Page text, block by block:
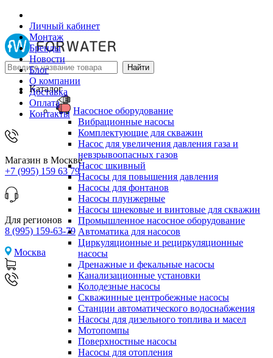
Личный кабинет
Монтаж
Бренды
Новости
Блог
О компании
Доставка
Оплата
Контакты
Магазин в Москве
+7 (995) 159 63 79
Для регионов
8 (995) 159-63-79
Москва
Каталог
Насосное оборудование
Вибрационные насосы
Комплектующие для скважин
Насос для увеличения давления газа и
невзрывоопасных газов
Насос шкивный
Насосы для повышения давления
Насосы для фонтанов
Насосы плунжерные
Насосы шнековые и винтовые для скважин
Промышленное насосное оборудование
Автоматика для насосов
Циркуляционные и рециркуляционные
насосы
Дренажные и фекальные насосы
Канализационные установки
Колодезные насосы
Скважинные центробежные насосы
Станции автоматического водоснабжения
Насосы для дизельного топлива и масел
Мотопомпы
Поверхностные насосы
Насосы для отопления